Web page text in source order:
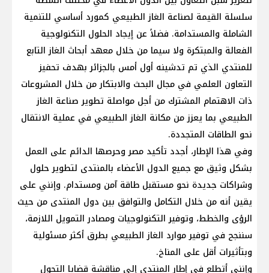
سلسلة القيمة لصناعة الغاز الطبيعي كمورد أساسي للتنمية
الشاملة والمستدامة. فضلاً عن إيجاد الحلول التكنولوجية
الفعالة والمبتكرة ولا سيما من خلال معهد أبحاث الغاز التابع
للمنتدي الذي تم تدشينه أول أمس بالجزائر بهدف تحفيز
التعاون العلمي في مجال البحث والابتكار من خلال المشروعات
ذات الاهتمام المشترك من أجل مواصلة تطوير صناعة الغاز
الطبيعي بما يعزز من مكانة الغاز الطبيعي في عملية الانتقال
نحو الطاقات المتجددة.
وفي هذا الإطار، أجدد تأكيد مصر وحرصها الدائم على العمل
بشكل وثيق مع جميع الدول الأعضاء بالمنتدى لتطوير حلول
وشراكات جديدة نحو مستقبل طاقة آمن ومستدام. وإنني على
يقين أنه من خلال التكامل والتوافق بين دول المنتدى من حيث
الرؤى والخطط، وتوفير التكنولوجيات ومصادر التمويل اللازمة،
سننجح في توفير موارد الغاز الطبيعي بطرق أكثر مسئولية
وبتأثيرات أقل على المناخ.
وإنني أتطلع في إطار المنتدى إلى مناقشة قضايا التحول